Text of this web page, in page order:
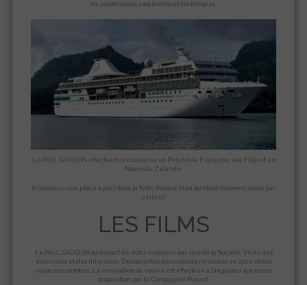
de nombreuses améliorations techniques.
Le PAUL GAUGUIN effectue des croisières en Polynésie Française, aux Fidji et en
Nouvelle Zélande.
Il conserve une place à part dans la flotte Ponant bien qu’étant commercialisé par
celle ci.
LES FILMS
Le PAUL GAUGUINau départ de notre croisière aux îles de la Société. Visite des
extérieurs et des intérieurs. Découvertes des cabines rénovées en 2020 et des
espaces communs. La rénovation du navire est effectuée à Singapour après son
acquisition par la Compagnie Ponant.